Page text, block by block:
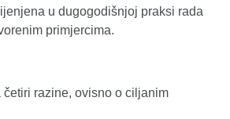
u dugogodišnjoj praksi rada
primjercima.
razine, ovisno o ciljanim